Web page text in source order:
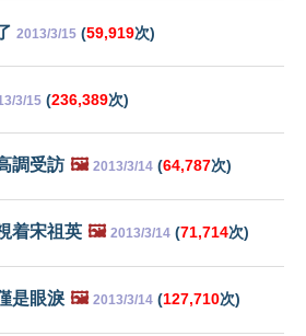
2013/3/15 (59,919次)
3/15 (236,389次)
調受訪 🖼️ 2013/3/14 (64,787次)
着宋祖英 🖼️ 2013/3/14 (71,714次)
是眼淚 🖼️ 2013/3/14 (127,710次)